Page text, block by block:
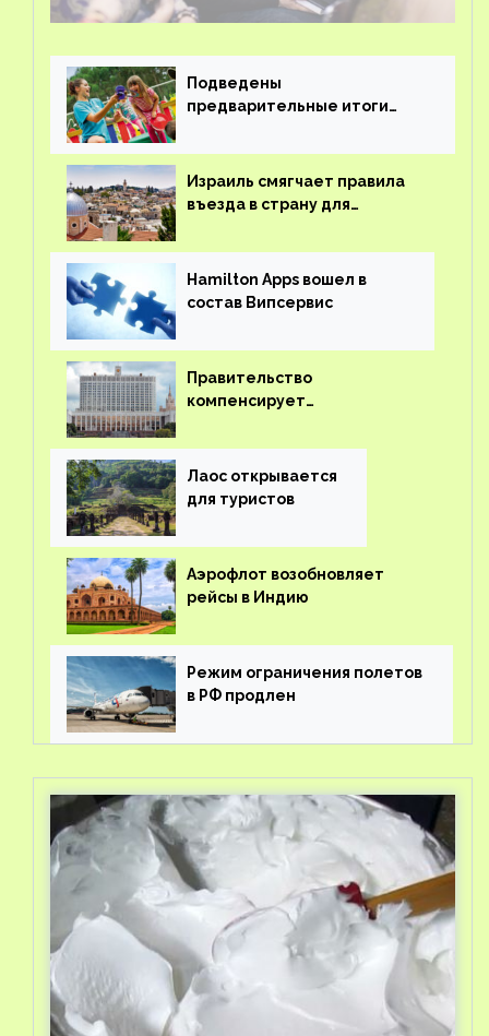
Подведены
предварительные итоги
Израиль смягчает правила
въезда в страну для
Hamilton Apps вошел в
состав Випсервис
Правительство
компенсирует
вывоз россиян из-за рубежа
Лаос открывается
для туристов
Аэрофлот возобновляет
рейсы в Индию
Режим ограничения полетов
в РФ продлен